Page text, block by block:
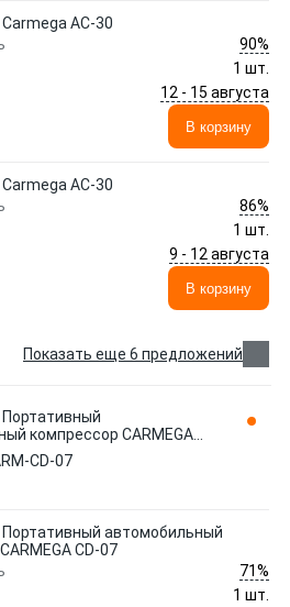
AC-30
90%
1 шт.
12 - 15 августа
В корзину
AC-30
86%
1 шт.
9 - 12 августа
В корзину
Показать еще 6 предложений
Портативный
компрессор CARMEGA
CD-07
Портативный автомобильный
CD-07
71%
1 шт.